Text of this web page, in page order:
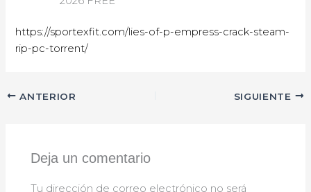
https://sportexfit.com/lies-of-p-empress-crack-steam-
rip-pc-torrent/
ANTERIOR SIGUIENTE
Deja un comentario
Tu dirección de correo electrónico no será